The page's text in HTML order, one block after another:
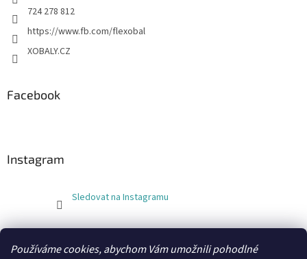
Používáme cookies, abychom Vám umožnili pohodlné
724 278 812
https://www.fb.com/flexobal
XOBALY.CZ
Facebook
Instagram
Sledovat na Instagramu